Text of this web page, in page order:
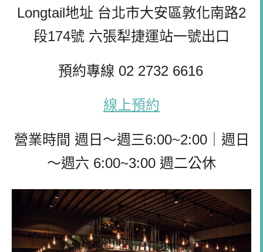
Longtail地址 台北市大安區敦化南路2
段174號 六張犁捷運站一號出口
預約專線 02 2732 6616
線上預約
營業時間 週日～週三6:00~2:00｜週日
～週六 6:00~3:00 週二公休